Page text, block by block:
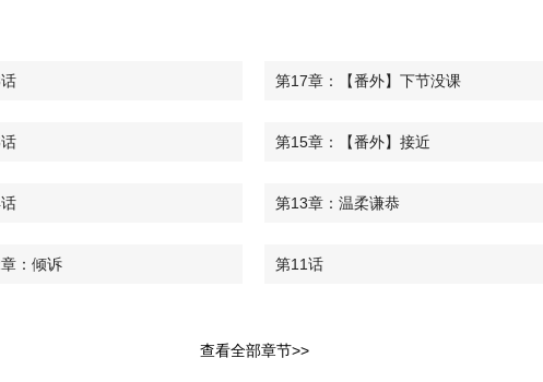
第17章：【番外】下节没课
第15章：【番外】接近
第13章：温柔谦恭
：倾诉 第11话
查看全部章节>>